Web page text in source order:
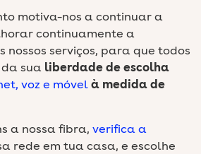
motiva-nos a continuar a
continuamente a
nossos serviços, para que todos
sua liberdade de escolha
voz e móvelà medida de
a nossa fibra, verifica a
rede em tua casa, e escolhe